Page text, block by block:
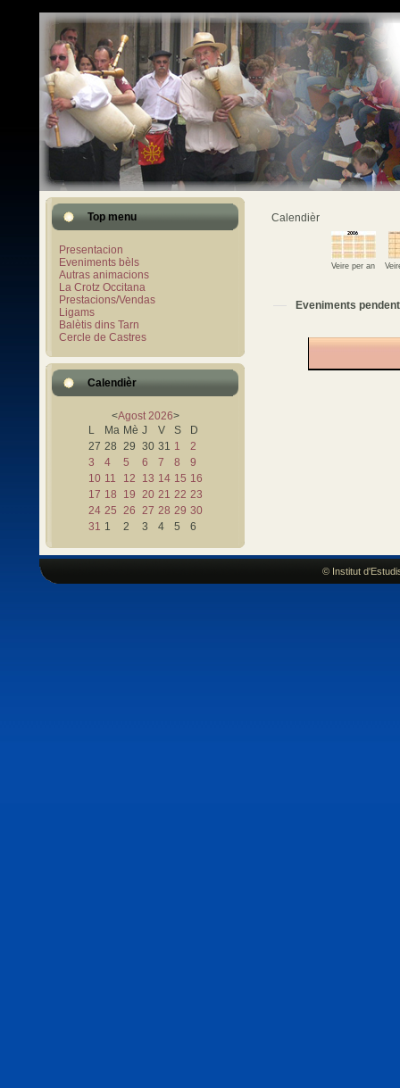
Top menu
Presentacion
Eveniments bèls
Autras animacions
La Crotz Occitana
Prestacions/Vendas
Ligams
Balètis dins Tarn
Cercle de Castres
Calendièr
<Agost 2026>
L
Ma Mè J V S
D
27 28 29 30 31 1
2
3
4 5 6 7 8
9
10 11 12 13 14 15 16
17 18 19 20 21 22 23
24 25 26 27 28 29 30
31 1 2 3 4 5 6
Calendièr
Veire per an
Eveniments pendent
© Institut